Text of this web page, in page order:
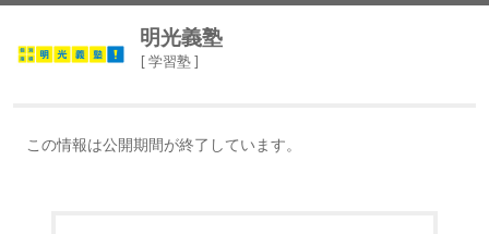
明光義塾
[ 学習塾 ]
この情報は公開期間が終了しています。